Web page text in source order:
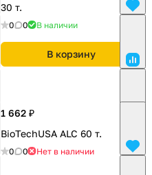
30 т.
0 0 В наличии
В корзину
1 662 ₽
BioTechUSA ALC 60 т.
0 0 Нет в наличии